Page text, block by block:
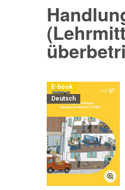
E-book
Deutsch